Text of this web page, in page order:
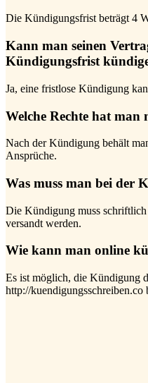
Die Kündigungsfrist beträgt 4
Kann man seinen
Kündigungsfrist
Ja, eine fristlose Kündigung
Welche Rechte hat
Nach der Kündigung behält
Ansprüche.
Was muss man bei der
Die Kündigung muss
versandt werden.
Wie kann man online
Es ist möglich, die Kündigung
http://